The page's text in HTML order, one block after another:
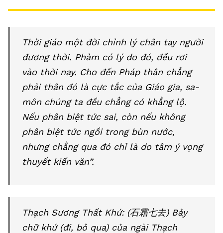
Thời giáo một đời chỉnh lý chân tay người
đương thời. Phàm có lý do đó, đều rơi
vào thời nay. Cho đến Pháp thân chẳng
phải thân đó là cực tắc của Giáo gia, sa-
môn chúng ta đều chẳng có khẳng lộ.
Nếu phân biệt tức sai, còn nếu không
phân biệt tức ngồi trong bùn nước,
nhưng chẳng qua đó chỉ là do tâm ý vọng
thuyết kiến văn”.
Thạch Sương Thất Khứ: (石霜七去) Bảy
chữ khứ (đi, bỏ qua) của ngài Thạch